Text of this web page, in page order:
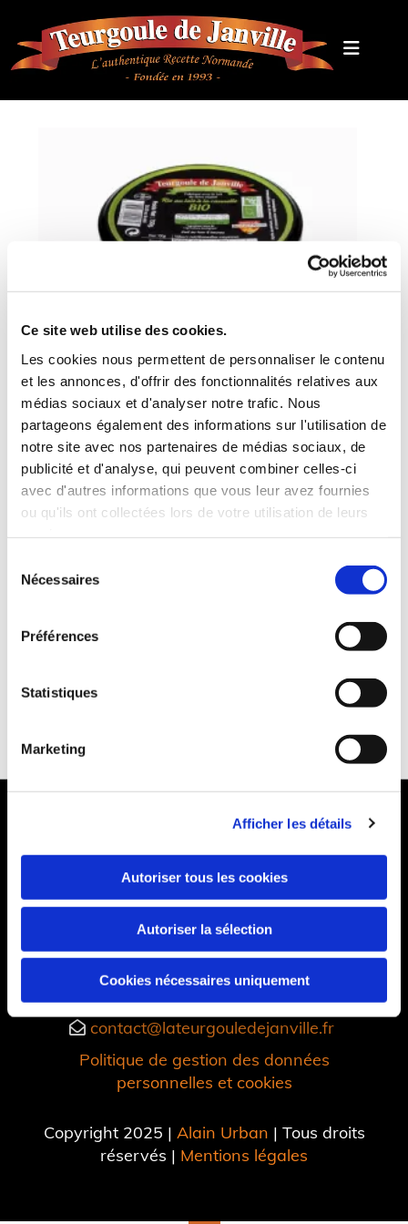
Ce site web utilise des cookies.
Les cookies nous permettent de personnaliser le contenu
et les annonces, d'offrir des fonctionnalités relatives aux
médias sociaux et d'analyser notre trafic. Nous
partageons également des informations sur l'utilisation de
notre site avec nos partenaires de médias sociaux, de
publicité et d'analyse, qui peuvent combiner celles-ci
avec d'autres informations que vous leur avez fournies
ou qu'ils ont collectées lors de votre utilisation de leurs
Nécessaires
Préférences
Statistiques
Marketing
Afficher les détails
Autoriser tous les cookies
Autoriser la sélection
Cookies nécessaires uniquement
Cannelle 100% Bio
région, Riz Bio, Sucre de canne Bio, Cannelle Bio
date de durabilité
minimal 24 mois
1 rue Emile Lerat, 14270 Cesny-aux-Vignes,
 contact@lateurgouledejanville.fr
Politique de gestion des données
personnelles et cookies
Copyright 2025 | Alain Urban | Tous droits
réservés | Mentions légales